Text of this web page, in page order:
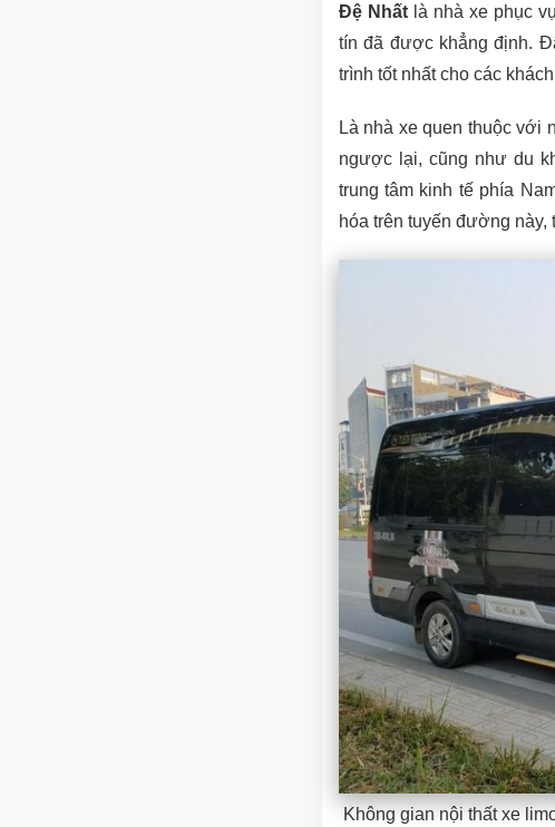
Đệ Nhấtlà nhà xe phục
tín đã được khẳng định.
trình tốt nhất cho các
Là nhà xe quen thuộc với
ngược lại, cũng như du
trung tâm kinh tế phía
hóa trên tuyến đường
Không gian nội thất xe